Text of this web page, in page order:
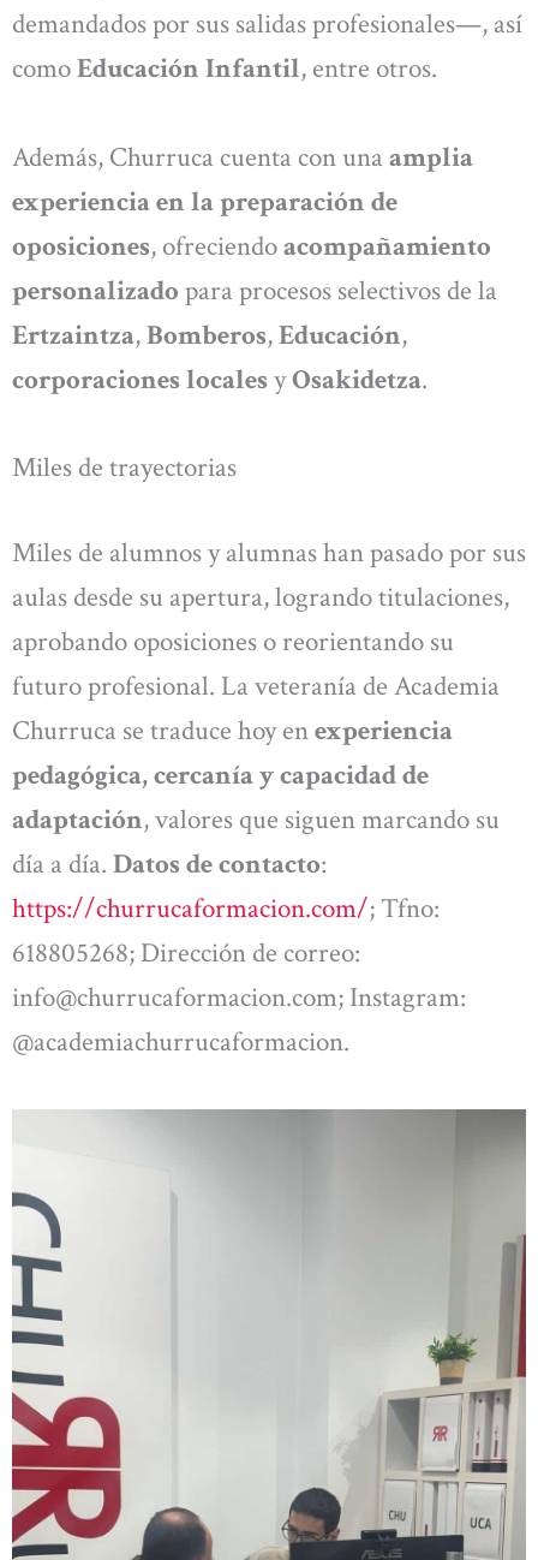
demandados por sus salidas profesionales—, así
comoEducación Infantil, entre otros.
Además, Churruca cuenta con una amplia
experiencia en la preparación de
oposiciones, ofreciendoacompañamiento
personalizado para procesos selectivos de la
Ertzaintza,Bomberos,Educación,
corporaciones locales yOsakidetza.
Miles de trayectorias
Miles de alumnos y alumnas han pasado por sus
aulas desde su apertura, logrando titulaciones,
aprobando oposiciones o reorientando su
futuro profesional. La veteranía de Academia
Churruca se traduce hoy enexperiencia
pedagógica, cercanía y capacidad de
adaptación, valores que siguen marcando su
día a día. Datos de contacto:
https://churrucaformacion.com/; Tfno:
618805268; Dirección de correo:
info@churrucaformacion.com; Instagram:
@academiachurrucaformacion.